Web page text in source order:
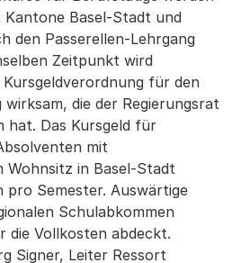
Basel-Stadt und
den Passerellen-Lehrgang
Zeitpunkt wird
für den
wirksam, die der Regierungsrat
hat. Das Kursgeld für
mit
Wohnsitz in Basel-Stadt
pro Semester. Auswärtige
Schulabkommen
die Vollkosten abdeckt.
Signer, Leiter Ressort